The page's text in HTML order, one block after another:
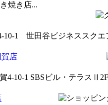
焼き店...
10-1 世田谷ビジネススクエ
店
4-10-1 SBSビル・テラスⅡ2F